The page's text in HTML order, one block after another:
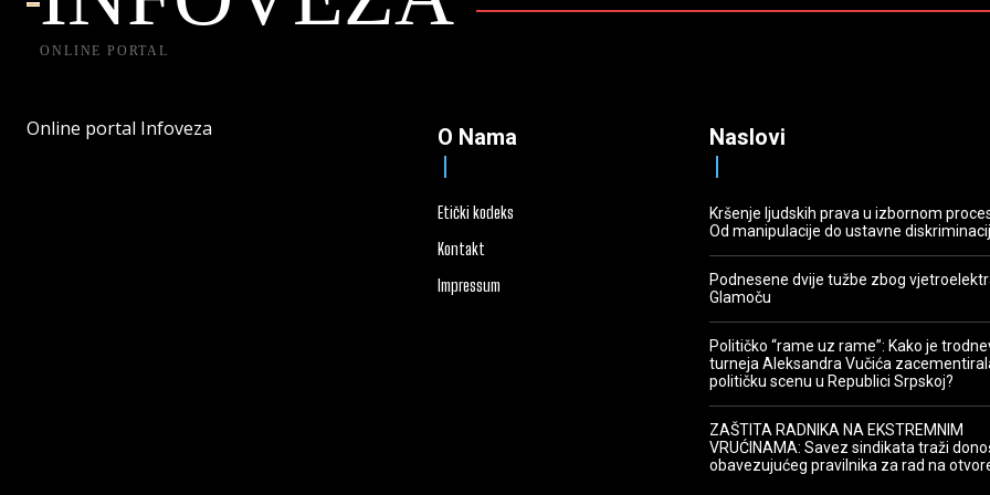
ONLINE PORTAL
Online portal Infoveza O Nama
Etički kodeks
Kontakt
Impressum
Naslovi
Kršenje ljudskih prava u izbornom
Od manipulacije do ustavne
Podnesene dvije tužbe zbog
Glamoču
Političko “rame uz rame”: Kako je
turneja Aleksandra Vučića
političku scenu u Republici Srpskoj?
ZAŠTITA RADNIKA NA EKSTREMNIM
VRUĆINAMA: Savez sindikata traži
obavezujućeg pravilnika za rad na